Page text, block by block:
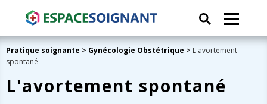
Pratique soignante > Gynécologie Obstétrique > L'avortement
spontané
L'avortement spontané